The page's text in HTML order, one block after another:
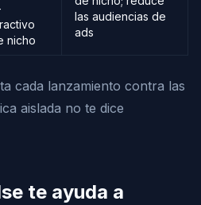
nicho
las audiencias de
ads
cada lanzamiento contra las
aislada no te dice
te ayuda a